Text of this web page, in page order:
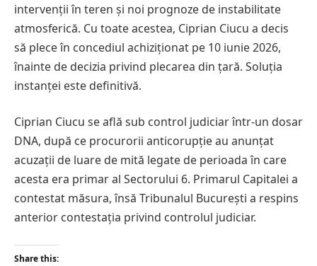
intervenții în teren și noi prognoze de instabilitate
atmosferică. Cu toate acestea, Ciprian Ciucu a decis
să plece în concediul achiziționat pe 10 iunie 2026,
înainte de decizia privind plecarea din țară. Soluția
instanței este definitivă.
Ciprian Ciucu se află sub control judiciar într-un dosar
DNA, după ce procurorii anticorupție au anunțat
acuzații de luare de mită legate de perioada în care
acesta era primar al Sectorului 6. Primarul Capitalei a
contestat măsura, însă Tribunalul București a respins
anterior contestația privind controlul judiciar.
Share this: